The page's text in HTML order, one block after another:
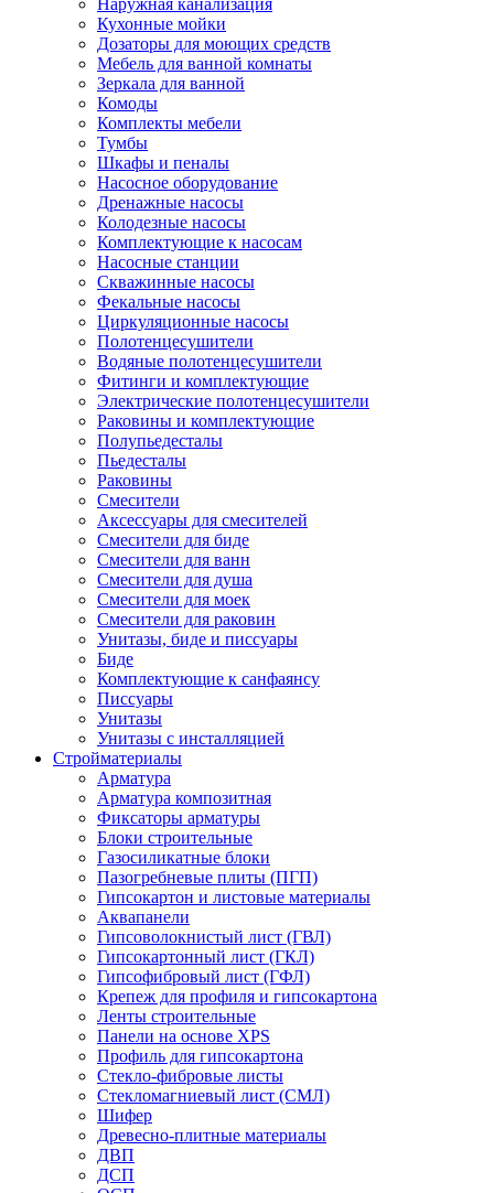
Кухонные мойки
Дозаторы для моющих средств
Мебель для ванной комнаты
Зеркала для ванной
Комоды
Комплекты мебели
Тумбы
Шкафы и пеналы
Насосное оборудование
Дренажные насосы
Колодезные насосы
Комплектующие к насосам
Насосные станции
Скважинные насосы
Фекальные насосы
Циркуляционные насосы
Полотенцесушители
Водяные полотенцесушители
Фитинги и комплектующие
Электрические полотенцесушители
Раковины и комплектующие
Полупьедесталы
Пьедесталы
Раковины
Смесители
Аксессуары для смесителей
Смесители для биде
Смесители для ванн
Смесители для душа
Смесители для моек
Смесители для раковин
Унитазы, биде и писсуары
Биде
Комплектующие к санфаянсу
Писсуары
Унитазы
Унитазы с инсталляцией
Стройматериалы
Арматура
Арматура композитная
Фиксаторы арматуры
Блоки строительные
Газосиликатные блоки
Пазогребневые плиты (ПГП)
Гипсокартон и листовые материалы
Аквапанели
Гипсоволокнистый лист (ГВЛ)
Гипсокартонный лист (ГКЛ)
Гипсофибровый лист (ГФЛ)
Крепеж для профиля и гипсокартона
Ленты строительные
Панели на основе XPS
Профиль для гипсокартона
Стекло-фибровые листы
Стекломагниевый лист (СМЛ)
Шифер
Древесно-плитные материалы
ДВП
ДСП